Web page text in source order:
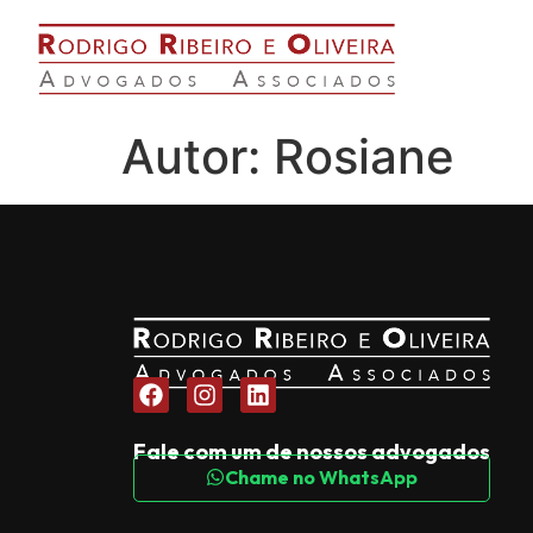
Autor: Rosiane
Fale com um de nossos advogados
Chame no WhatsApp